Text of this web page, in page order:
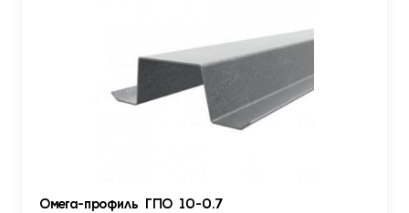
Омега-профиль ГПО 10-0.7